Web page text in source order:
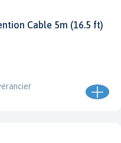
Cable 5m (16.5 ft)